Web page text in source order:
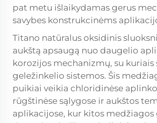
pat metu išlaikydamas gerus
savybes konstrukcinėms
Titano natūralus oksidinis
aukštą apsaugą nuo daugelio
korozijos mechanizmų, su kuriais
geležinkelio sistemos. Šis
puikiai veikia chloridinėse
rūgštinėse sąlygose ir aukštos
aplikacijose, kur kitos medžiagos